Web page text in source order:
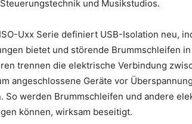
und Musikstudios.
Uxx Serie definiert USB-Isolation neu,
bietet und störende Brummschleifen
trennen die elektrische Verbindung
angeschlossene Geräte vor
So werden Brummschleifen und andere
können, wirksam beseitigt.